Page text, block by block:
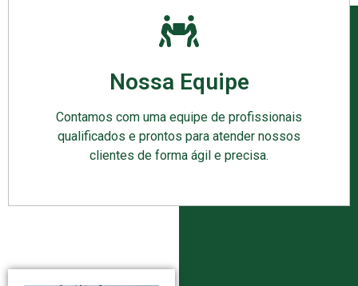
Nossa Equipe
Contamos com uma equipe de profissionais
qualificados e prontos para atender nossos
clientes de forma ágil e precisa.